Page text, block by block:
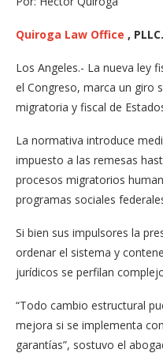
Quiroga Law Office , PLLC.
Los Angeles.- La nueva ley
el Congreso, marca un giro
migratoria y fiscal de
La normativa introduce
impuesto a las remesas
procesos migratorios
programas sociales
Si bien sus impulsores la
ordenar el sistema y
jurídicos se perfilan
“Todo cambio estructural
mejora si se implementa
garantías”, sostuvo el